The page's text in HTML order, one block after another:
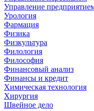
Управление
Урология
Фармация
Физика
Физкультура
Филология
Философия
Финансовый анализ
Финансы и кредит
Химическая технология
Хирургия
Швейное дело